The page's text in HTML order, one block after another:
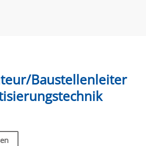
Baustellenleiter